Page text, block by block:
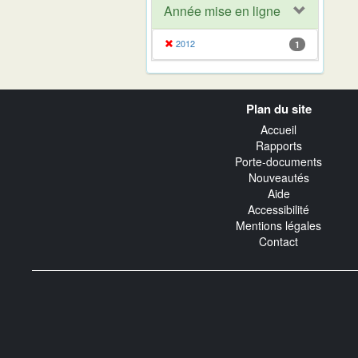
Année mise en ligne
2012 1
Plan du site
Accueil
Rapports
Porte-documents
Nouveautés
Aide
Accessibilité
Mentions légales
Contact